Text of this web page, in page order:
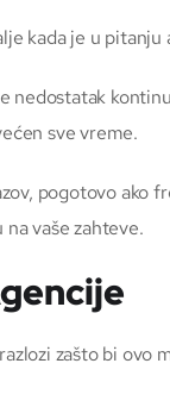
kada je u pitanju
nedostatak
sve vreme.
pogotovo ako
vaše zahteve.
zašto bi ovo